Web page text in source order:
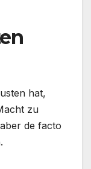
hat,
zu
de facto